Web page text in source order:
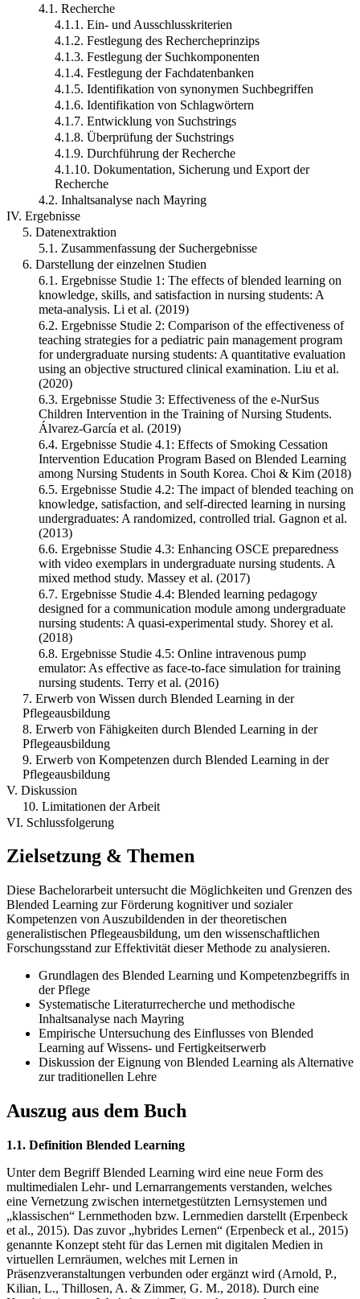
4.1. Recherche
4.1.1. Ein- und Ausschlusskriterien
4.1.2. Festlegung des Rechercheprinzips
4.1.3. Festlegung der Suchkomponenten
4.1.4. Festlegung der Fachdatenbanken
4.1.5. Identifikation von synonymen Suchbegriffen
4.1.6. Identifikation von Schlagwörtern
4.1.7. Entwicklung von Suchstrings
4.1.8. Überprüfung der Suchstrings
4.1.9. Durchführung der Recherche
4.1.10. Dokumentation, Sicherung und Export der
Recherche
4.2. Inhaltsanalyse nach Mayring
IV. Ergebnisse
5. Datenextraktion
5.1. Zusammenfassung der Suchergebnisse
6. Darstellung der einzelnen Studien
6.1. Ergebnisse Studie 1: The effects of blended learning on
knowledge, skills, and satisfaction in nursing students: A
meta-analysis. Li et al. (2019)
6.2. Ergebnisse Studie 2: Comparison of the effectiveness of
teaching strategies for a pediatric pain management program
for undergraduate nursing students: A quantitative evaluation
using an objective structured clinical examination. Liu et al.
(2020)
6.3. Ergebnisse Studie 3: Effectiveness of the e-NurSus
Children Intervention in the Training of Nursing Students.
Álvarez-García et al. (2019)
6.4. Ergebnisse Studie 4.1: Effects of Smoking Cessation
Intervention Education Program Based on Blended Learning
among Nursing Students in South Korea. Choi & Kim (2018)
6.5. Ergebnisse Studie 4.2: The impact of blended teaching on
knowledge, satisfaction, and self-directed learning in nursing
undergraduates: A randomized, controlled trial. Gagnon et al.
(2013)
6.6. Ergebnisse Studie 4.3: Enhancing OSCE preparedness
with video exemplars in undergraduate nursing students. A
mixed method study. Massey et al. (2017)
6.7. Ergebnisse Studie 4.4: Blended learning pedagogy
designed for a communication module among undergraduate
nursing students: A quasi-experimental study. Shorey et al.
(2018)
6.8. Ergebnisse Studie 4.5: Online intravenous pump
emulator: As effective as face-to-face simulation for training
nursing students. Terry et al. (2016)
7. Erwerb von Wissen durch Blended Learning in der
Pflegeausbildung
8. Erwerb von Fähigkeiten durch Blended Learning in der
Pflegeausbildung
9. Erwerb von Kompetenzen durch Blended Learning in der
Pflegeausbildung
V. Diskussion
10. Limitationen der Arbeit
VI. Schlussfolgerung
Zielsetzung & Themen
Diese Bachelorarbeit untersucht die Möglichkeiten und Grenzen des
Blended Learning zur Förderung kognitiver und sozialer
Kompetenzen von Auszubildenden in der theoretischen
generalistischen Pflegeausbildung, um den wissenschaftlichen
Forschungsstand zur Effektivität dieser Methode zu analysieren.
Grundlagen des Blended Learning und Kompetenzbegriffs in
der Pflege
Systematische Literaturrecherche und methodische
Inhaltsanalyse nach Mayring
Empirische Untersuchung des Einflusses von Blended
Learning auf Wissens- und Fertigkeitserwerb
Diskussion der Eignung von Blended Learning als Alternative
zur traditionellen Lehre
Auszug aus dem Buch
1.1. Definition Blended Learning
Unter dem Begriff Blended Learning wird eine neue Form des
multimedialen Lehr- und Lernarrangements verstanden, welches
eine Vernetzung zwischen internetgestützten Lernsystemen und
„klassischen“ Lernmethoden bzw. Lernmedien darstellt (Erpenbeck
et al., 2015). Das zuvor „hybrides Lernen“ (Erpenbeck et al., 2015)
genannte Konzept steht für das Lernen mit digitalen Medien in
virtuellen Lernräumen, welches mit Lernen in
Präsenzveranstaltungen verbunden oder ergänzt wird (Arnold, P.,
Kilian, L., Thillosen, A. & Zimmer, G. M., 2018). Durch eine